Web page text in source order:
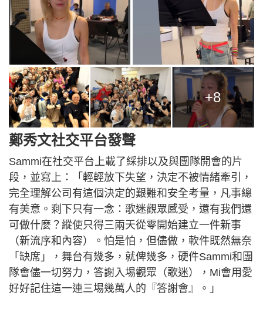
+8
鄭秀文社交平台發聲
Sammi在社交平台上載了綵排以及與團隊開會的片
段，並寫上：「輕輕放下失望，決定不被情緒牽引，
完全理解公司有這個決定的艱難和安全考量，凡事總
有美意。剩下只有一念：歌迷觀眾感受，還有我們還
可做什麼？縱使只得三兩天從零開始建立一件新事
（新流序和內容）。怕是怕，但儘做，軟件既然無奈
「缺席」，舞台有幾多，就俾幾多，硬件Sammi和團
隊會儘一切努力，答謝入埸觀眾（歌迷），Mi會用愛
好好記住這一連三埸幾萬人的『答謝會』。」